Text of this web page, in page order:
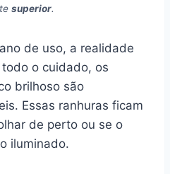
superior.
de uso, a realidade
o cuidado, os
brilhoso são
Essas ranhuras ficam
de perto ou se o
iluminado.